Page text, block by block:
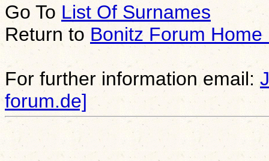
Go To List Of Surnames
Return to Bonitz Forum Home
For further information email:
forum.de]